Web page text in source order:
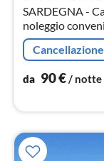
SARDEGNA -
noleggio
splendide
Maria -
da 90€/ notte